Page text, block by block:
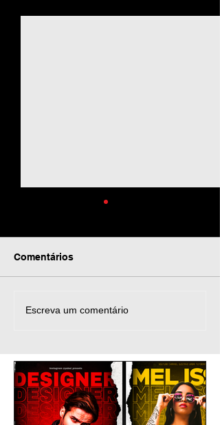
Como editar foto no app
Comentários
Escreva um comentário